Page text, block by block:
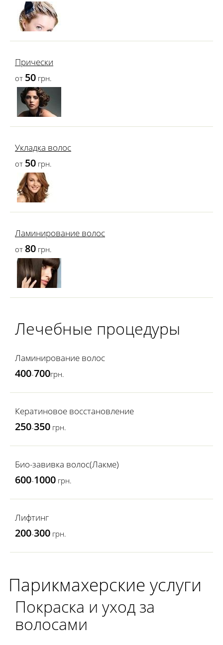
Прически
от 50 грн.
Укладка волос
от 50 грн.
Ламинирование волос
от 80 грн.
Лечебные процедуры
Ламинирование волос
400-700грн.
Кератиновое восстановление
250-350 грн.
Био-завивка волос(Лакме)
600-1000 грн.
Лифтинг
200-300 грн.
Парикмахерские услуги
Покраска и уход за
волосами